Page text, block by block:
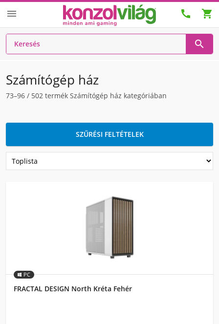
  

Számítógép ház
73–96 / 502 termék Számítógép ház kategóriában
SZŰRÉSI FELTÉTELEK
PC
FRACTAL DESIGN North Kréta Fehér